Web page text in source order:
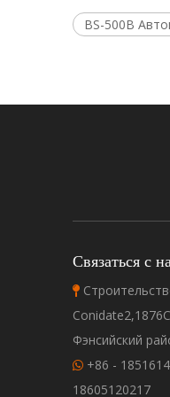
BS-500B
Связаться с

Фэнсийский
 +86 -
18605120217